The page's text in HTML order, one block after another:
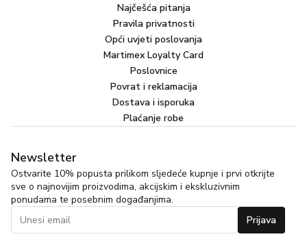
Najčešća pitanja
Pravila privatnosti
Opći uvjeti poslovanja
Martimex Loyalty Card
Poslovnice
Povrat i reklamacija
Dostava i isporuka
Plaćanje robe
Newsletter
Ostvarite 10% popusta prilikom sljedeće kupnje i prvi otkrijte
sve o najnovijim proizvodima, akcijskim i ekskluzivnim
ponudama te posebnim događanjima.
Prijava